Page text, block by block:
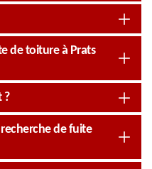
de toiture à Prats
?
de fuite